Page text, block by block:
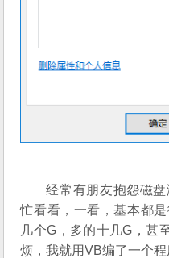
经常有朋友抱怨磁
忙看看，一看，基本都
几个G，多的十几G，甚
烦，我就用VB编了一个